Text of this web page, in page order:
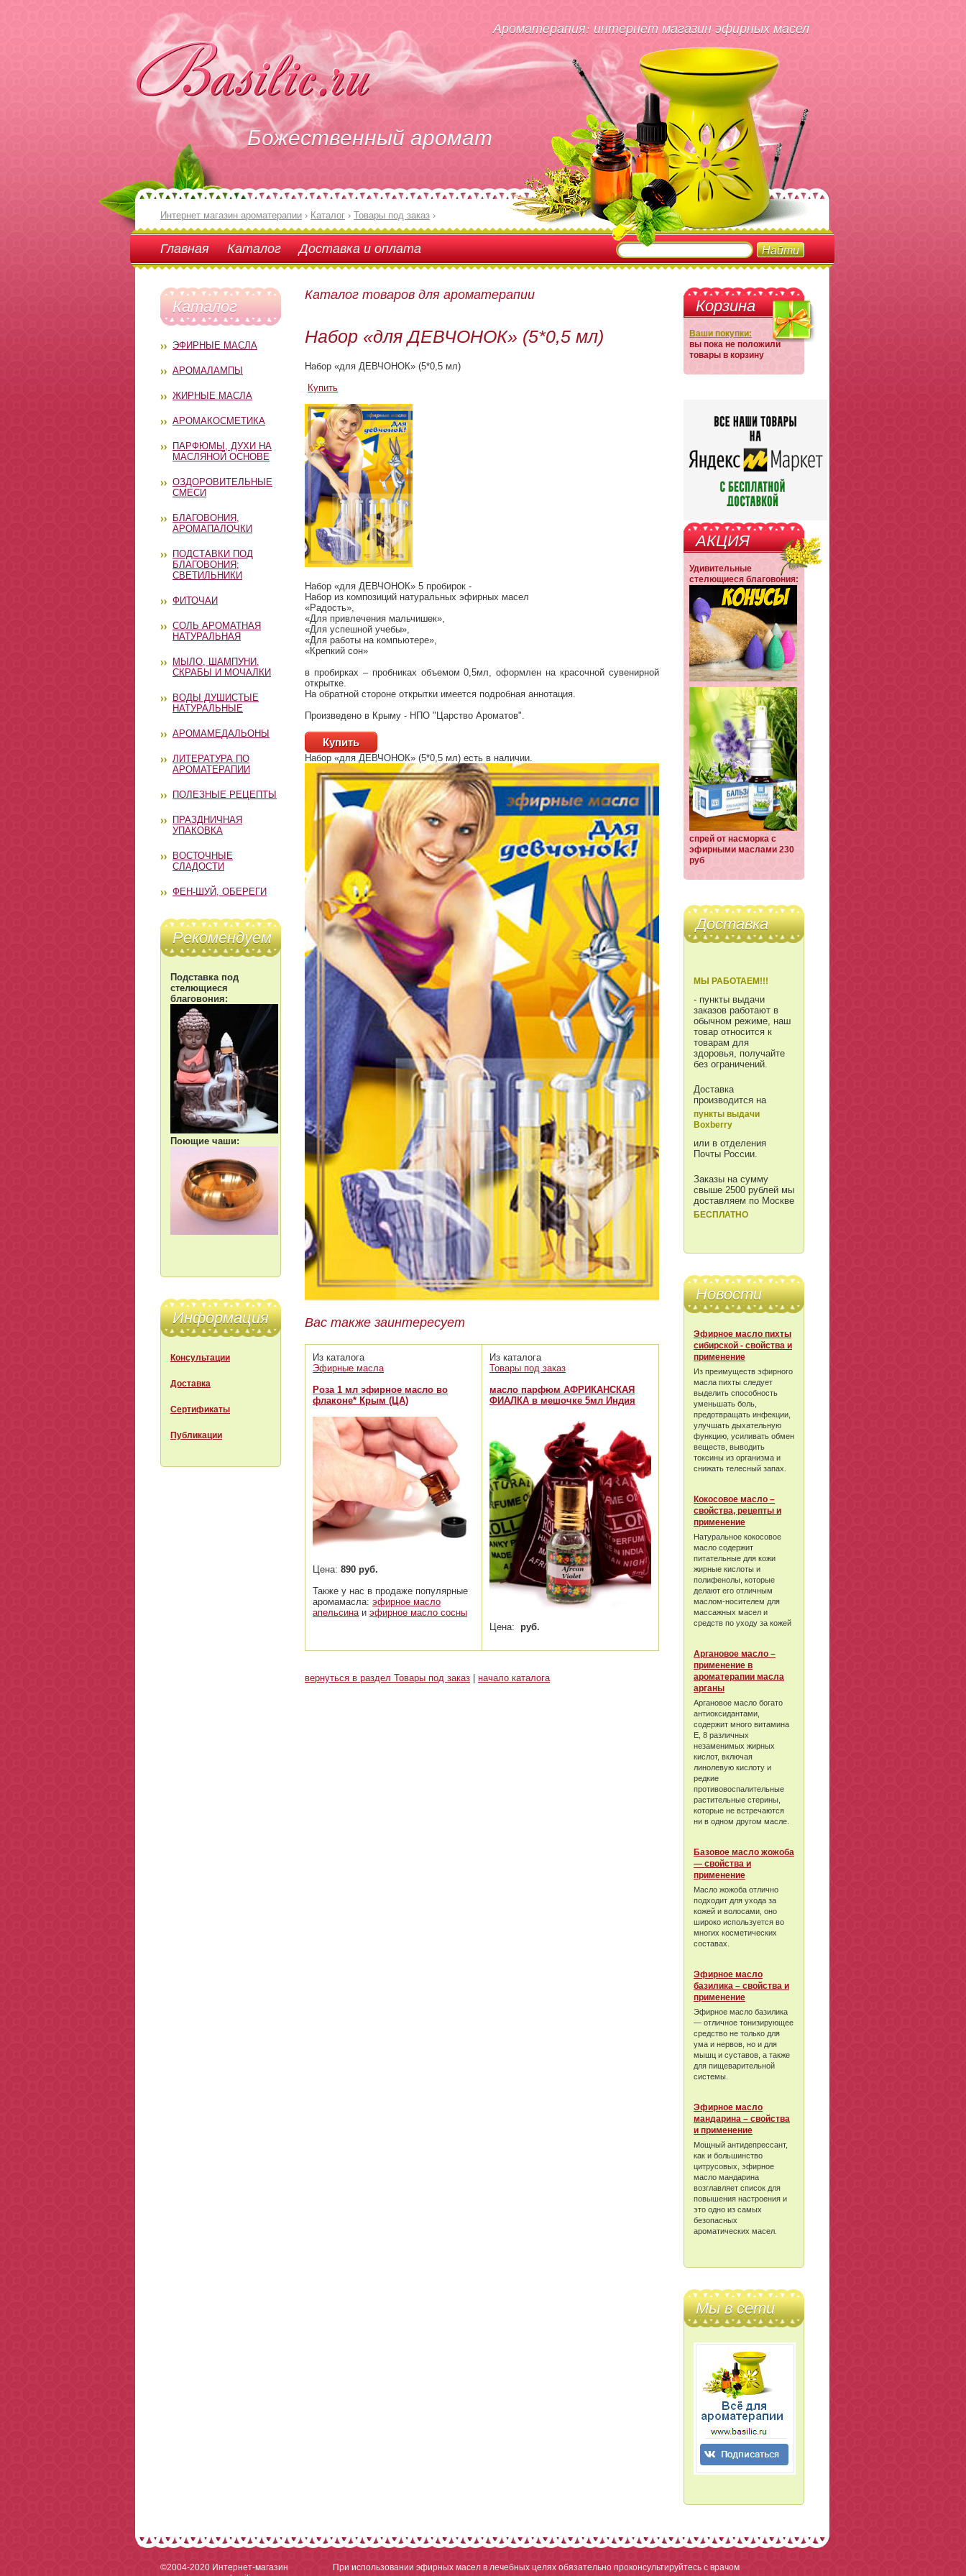
Божественный аромат
Ароматерапия: интернет магазин эфирных масел
Интернет магазин ароматерапии › Каталог › Товары под заказ ›
Главная Каталог Доставка и оплата
Каталог
ЭФИРНЫЕ МАСЛА
АРОМАЛАМПЫ
ЖИРНЫЕ МАСЛА
АРОМАКОСМЕТИКА
ПАРФЮМЫ, ДУХИ НА
МАСЛЯНОЙ ОСНОВЕ
ОЗДОРОВИТЕЛЬНЫЕ
СМЕСИ
БЛАГОВОНИЯ,
АРОМАПАЛОЧКИ
ПОДСТАВКИ ПОД
БЛАГОВОНИЯ;
СВЕТИЛЬНИКИ
ФИТОЧАИ
СОЛЬ АРОМАТНАЯ
НАТУРАЛЬНАЯ
МЫЛО, ШАМПУНИ,
СКРАБЫ И МОЧАЛКИ
ВОДЫ ДУШИСТЫЕ
НАТУРАЛЬНЫЕ
АРОМАМЕДАЛЬОНЫ
ЛИТЕРАТУРА ПО
АРОМАТЕРАПИИ
ПОЛЕЗНЫЕ РЕЦЕПТЫ
ПРАЗДНИЧНАЯ
УПАКОВКА
ВОСТОЧНЫЕ
СЛАДОСТИ
ФЕН-ШУЙ, ОБЕРЕГИ
Рекомендуем
Подставка под
стелющиеся
благовония:
Поющие чаши:
Информация
Консультации
Доставка
Сертификаты
Публикации
Каталог товаров для ароматерапии
Набор «для ДЕВЧОНОК» (5*0,5 мл)
Набор «для ДЕВЧОНОК» (5*0,5 мл)
Купить
Набор «для ДЕВЧОНОК» 5 пробирок -
Набор из композиций натуральных эфирных масел
«Радость»,
«Для привлечения мальчишек»,
«Для успешной учебы»,
«Для работы на компьютере»,
«Крепкий сон»
в пробирках – пробниках объемом 0,5мл, оформлен на красочной сувенирной
открытке.
На обратной стороне открытки имеется подробная аннотация.
Произведено в Крыму - НПО "Царство Ароматов".
Купить
Набор «для ДЕВЧОНОК» (5*0,5 мл) есть в наличии.
Вас также заинтересует
Из каталога
Эфирные масла
Роза 1 мл эфирное масло во
флаконе* Крым (ЦА)
Цена: 890 руб.
Также у нас в продаже популярные
аромамасла: эфирное масло
апельсинаи эфирное масло сосны
Из каталога
Товары под заказ
масло парфюм АФРИКАНСКАЯ
ФИАЛКА в мешочке 5мл Индия
Цена: руб.
вернуться в раздел Товары под заказ начало каталога
Корзина
Ваши покупки:
вы пока не положили
товары в корзину
АКЦИЯ
Удивительные
стелющиеся благовония:
спрей от насморка с
эфирными маслами 230
руб
Доставка
МЫ РАБОТАЕМ!!!
- пункты выдачи
заказов работают в
обычном режиме, наш
товар относится к
товарам для
здоровья, получайте
без ограничений.
Доставка
производится на
пункты выдачи
Boxberry
или в отделения
Почты России.
Заказы на сумму
свыше 2500 рублей мы
доставляем по Москве
БЕСПЛАТНО
Новости
Эфирное масло пихты
сибирской - свойства и
применение
Из преимуществ эфирного
масла пихты следует
выделить способность
уменьшать боль,
предотвращать инфекции,
улучшать дыхательную
функцию, усиливать обмен
веществ, выводить
токсины из организма и
снижать телесный запах.
Кокосовое масло –
свойства, рецепты и
применение
Натуральное кокосовое
масло содержит
питательные для кожи
жирные кислоты и
полифенолы, которые
делают его отличным
маслом-носителем для
массажных масел и
средств по уходу за кожей
Аргановое масло –
применение в
ароматерапии масла
арганы
Аргановое масло богато
антиоксидантами,
содержит много витамина
Е, 8 различных
незаменимых жирных
кислот, включая
линолевую кислоту и
редкие
противовоспалительные
растительные стерины,
которые не встречаются
ни в одном другом масле.
Базовое масло жожоба
— свойства и
применение
Масло жожоба отлично
подходит для ухода за
кожей и волосами, оно
широко используется во
многих косметических
составах.
Эфирное масло
базилика – свойства и
применение
Эфирное масло базилика
— отличное тонизирующее
средство не только для
ума и нервов, но и для
мышц и суставов, а также
для пищеварительной
системы.
Эфирное масло
мандарина – свойства
и применение
Мощный антидепрессант,
как и большинство
цитрусовых, эфирное
масло мандарина
возглавляет список для
повышения настроения и
это одно из самых
безопасных
ароматических масел.
Мы в сети
©2004-2020 Интернет-магазин
При использовании эфирных масел в лечебных целях обязательно проконсультируйтесь с врачом